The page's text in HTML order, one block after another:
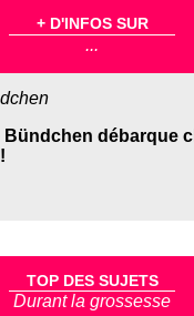
+ D'INFOS SUR
...
Bündchen débarque
TOP DES SUJETS
Durant la grossesse